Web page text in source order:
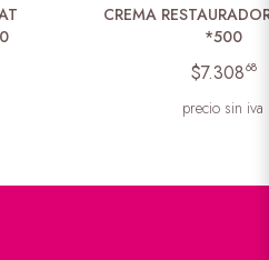
CREMA
*500
$7.30868
precio sin iva